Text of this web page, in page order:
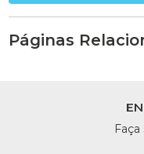
Páginas